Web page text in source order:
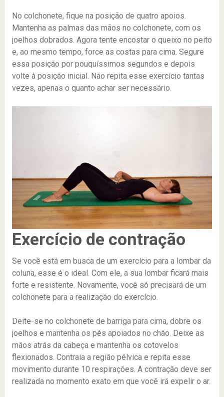
No colchonete, fique na posição de quatro apoios.
Mantenha as palmas das mãos no colchonete, com os
joelhos dobrados. Agora tente encostar o queixo no peito
e, ao mesmo tempo, force as costas para cima. Segure
essa posição por pouquíssimos segundos e depois
volte à posição inicial. Não repita esse exercício tantas
vezes, apenas o quanto achar ser necessário.
Exercício de contração
Se você está em busca de um exercício para a lombar da
coluna, esse é o ideal. Com ele, a sua lombar ficará mais
forte e resistente. Novamente, você só precisará de um
colchonete para a realização do exercício.
Deite-se no colchonete de barriga para cima, dobre os
joelhos e mantenha os pés apoiados no chão. Deixe as
mãos atrás da cabeça e mantenha os cotovelos
flexionados. Contraia a região pélvica e repita esse
movimento durante 10 respirações. A contração deve ser
realizada no momento exato em que você irá expelir o ar.